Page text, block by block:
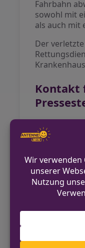
Fahrbahn
sowohl mit
als auch mit
Der
Kontakt
Polizei
02541-14-290
Mülheim an
Duisburg: